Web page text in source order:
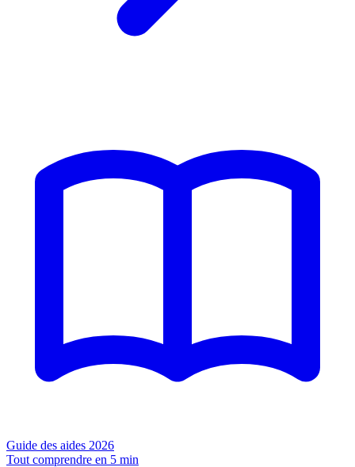
Guide des aides 2026
Tout comprendre en 5 min